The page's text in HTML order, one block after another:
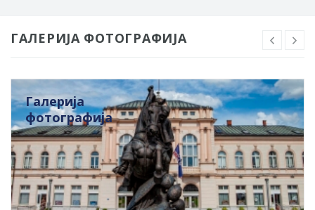
ГАЛЕРИЈА ФОТОГРАФИЈА
Галерија
фотографија